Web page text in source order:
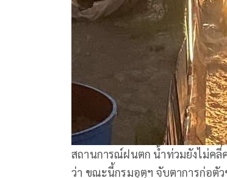
สถานการณ์ฝนตก น้ำท่วมยังไม่คลี่
ว่า ขณะนี้กรมอุตุฯ จับตาการก่อ